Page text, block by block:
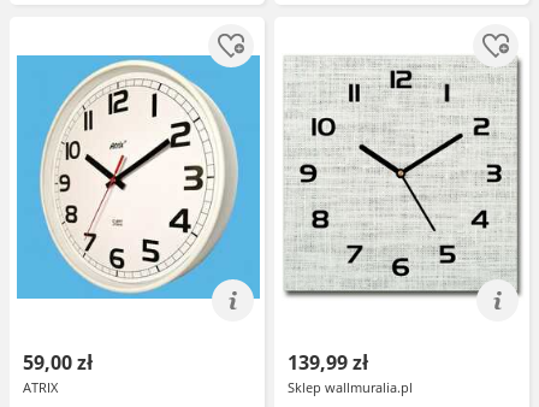
59,00 zł
ATRIX
139,99 zł
Sklep wallmuralia.pl